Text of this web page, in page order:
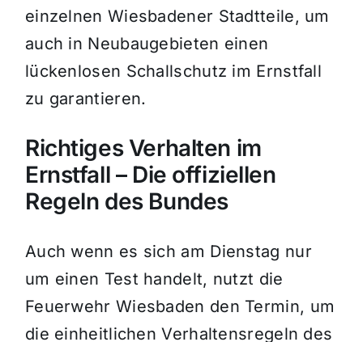
einzelnen Wiesbadener Stadtteile, um
auch in Neubaugebieten einen
lückenlosen Schallschutz im Ernstfall
zu garantieren.
Richtiges Verhalten im
Ernstfall – Die offiziellen
Regeln des Bundes
Auch wenn es sich am Dienstag nur
um einen Test handelt, nutzt die
Feuerwehr Wiesbaden den Termin, um
die einheitlichen Verhaltensregeln des